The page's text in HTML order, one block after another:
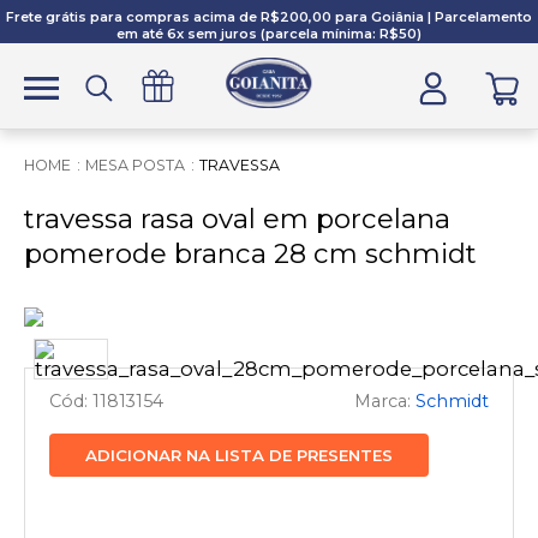
Frete grátis para compras acima de R$200,00 para Goiânia | Parcelamento
em até 6x sem juros (parcela mínima: R$50)
MESA POSTA TRAVESSA
travessa rasa oval em porcelana
pomerode branca 28 cm schmidt
11813154 Schmidt
ADICIONAR NA LISTA DE PRESENTES